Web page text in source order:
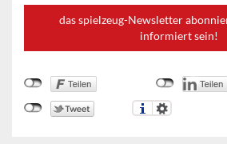
das spielzeug-Newsletter
informiert sein!